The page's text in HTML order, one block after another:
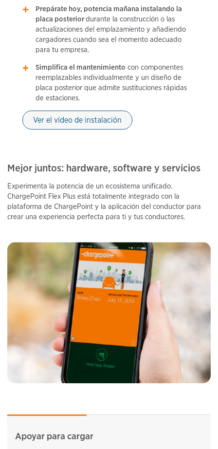
Prepárate hoy, potencia mañana instalando la
placa posteriordurante la construcción o las
actualizaciones del emplazamiento y añadiendo
cargadores cuando sea el momento adecuado
para tu empresa.
Simplifica el mantenimiento con componentes
reemplazables individualmente y un diseño de
placa posterior que admite sustituciones rápidas
de estaciones.
Ver el vídeo de instalación
Mejor juntos: hardware, software y servicios
Experimenta la potencia de un ecosistema unificado.
ChargePoint Flex Plus está totalmente integrado con la
plataforma de ChargePoint y la aplicación del conductor para
crear una experiencia perfecta para ti y tus conductores.
Apoyar para cargar